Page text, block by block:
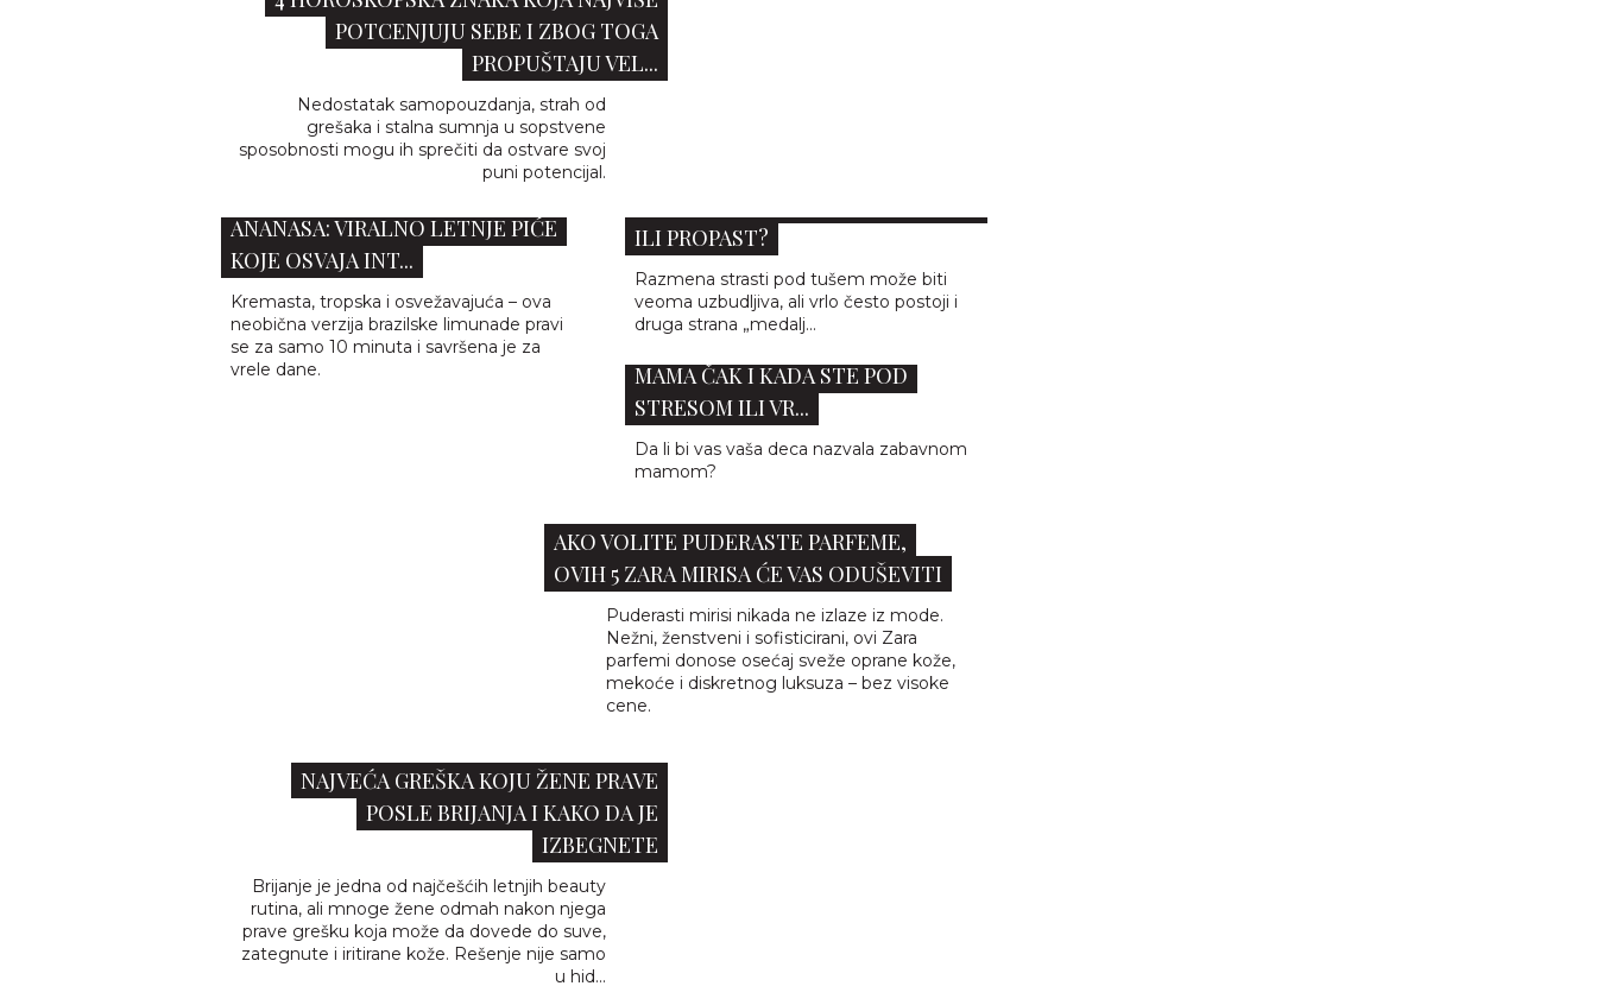
POTCENJUJU SEBE I ZBOG TOGA
PROPUŠTAJU VEL...
Nedostatak samopouzdanja, strah od
grešaka i stalna sumnja u sopstvene
sposobnosti mogu ih sprečiti da ostvare svoj
puni potencijal.
ANANASA: VIRALNO LETNJE PIĆE
KOJE OSVAJA INT...
Kremasta, tropska i osvežavajuća – ova
neobična verzija brazilske limunade pravi
se za samo 10 minuta i savršena je za
vrele dane.
ILI PROPAST?
Razmena strasti pod tušem može biti
veoma uzbudljiva, ali vrlo često postoji i
druga strana „medalj...
20 NAČINA DA BUDETE ZABAVNA
MAMA ČAK I KADA STE POD
STRESOM ILI VR...
Da li bi vas vaša deca nazvala zabavnom
mamom?
AKO VOLITE PUDERASTE PARFEME,
OVIH 5 ZARA MIRISA ĆE VAS ODUŠEVITI
Puderasti mirisi nikada ne izlaze iz mode.
Nežni, ženstveni i sofisticirani, ovi Zara
parfemi donose osećaj sveže oprane kože,
mekoće i diskretnog luksuza – bez visoke
cene.
NAJVEĆA GREŠKA KOJU ŽENE PRAVE
POSLE BRIJANJA I KAKO DA JE
IZBEGNETE
Brijanje je jedna od najčešćih letnjih beauty
rutina, ali mnoge žene odmah nakon njega
prave grešku koja može da dovede do suve,
zategnute i iritirane kože. Rešenje nije samo
u hid...